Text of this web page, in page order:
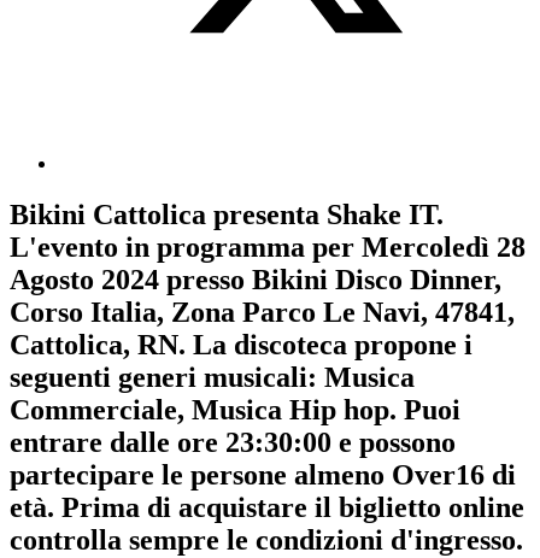
Bikini Cattolica presenta Shake IT.
L'evento in programma per Mercoledì 28
Agosto 2024 presso Bikini Disco Dinner,
Corso Italia, Zona Parco Le Navi, 47841,
Cattolica, RN. La discoteca propone i
seguenti generi musicali: Musica
Commerciale, Musica Hip hop. Puoi
entrare dalle ore 23:30:00 e possono
partecipare le persone almeno Over16 di
età. Prima di acquistare il biglietto online
controlla sempre le condizioni d'ingresso.